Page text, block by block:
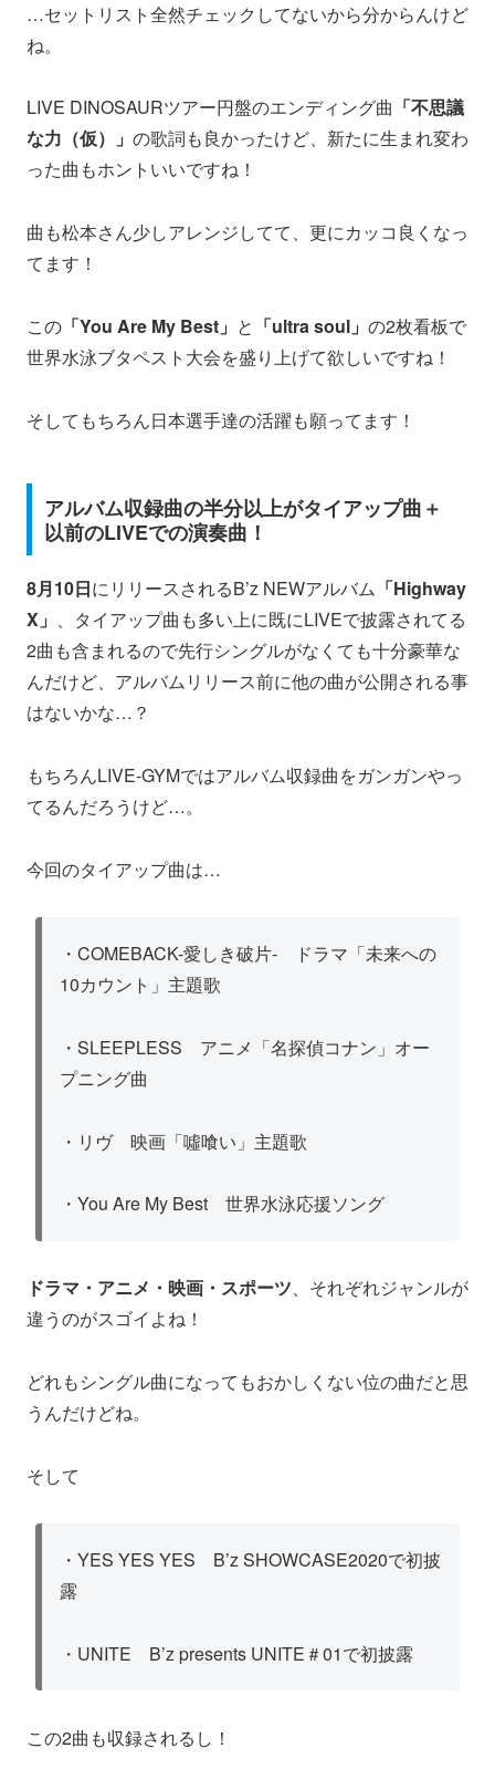
…セットリスト全然チェックしてないから分からんけど
ね。
LIVE DINOSAURツアー円盤のエンディング曲 「不思議
な力（仮）」 の歌詞も良かったけど、新たに生まれ変わ
った曲もホントいいですね！
曲も松本さん少しアレンジしてて、更にカッコ良くなっ
てます！
この 「You Are My Best」 と 「ultra soul」 の2枚看板で
世界水泳ブタペスト大会を盛り上げて欲しいですね！
そしてもちろん日本選手達の活躍も願ってます！
アルバム収録曲の半分以上がタイアップ曲＋
以前のLIVEでの演奏曲！
8月10日にリリースされるB’z NEWアルバム 「Highway
X」 、タイアップ曲も多い上に既にLIVEで披露されてる
2曲も含まれるので先行シングルがなくても十分豪華な
んだけど、アルバムリリース前に他の曲が公開される事
はないかな…？
もちろんLIVE-GYMではアルバム収録曲をガンガンやっ
てるんだろうけど…。
今回のタイアップ曲は…
・COMEBACK-愛しき破片- ドラマ「未来への
10カウント」主題歌
・SLEEPLESS アニメ「名探偵コナン」オー
プニング曲
・リヴ 映画「噓喰い」主題歌
・You Are My Best 世界水泳応援ソング
ドラマ・アニメ・映画・スポーツ、それぞれジャンルが
違うのがスゴイよね！
どれもシングル曲になってもおかしくない位の曲だと思
うんだけどね。
そして
・YES YES YES B’z SHOWCASE2020で初披
露
・UNITE B’z presents UNITE＃01で初披露
この2曲も収録されるし！